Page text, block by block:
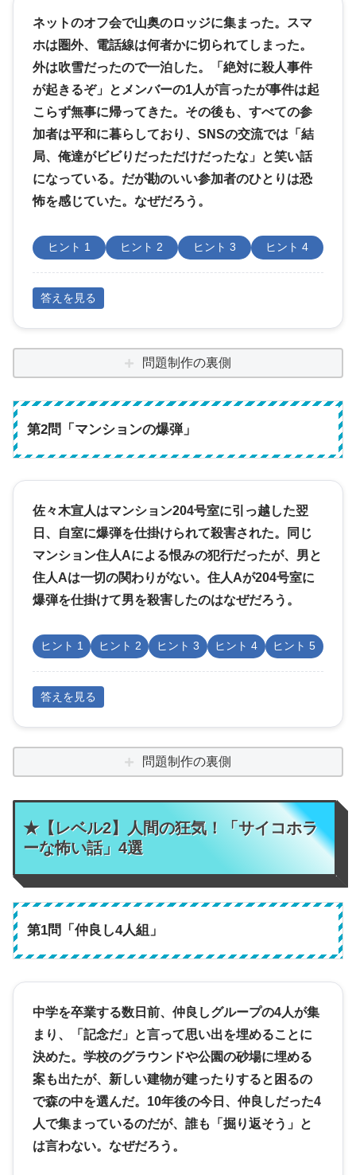
ネットのオフ会で山奥のロッジに集まった。スマ
ホは圏外、電話線は何者かに切られてしまった。
外は吹雪だったので一泊した。「絶対に殺人事件
が起きるぞ」とメンバーの1人が言ったが事件は起
こらず無事に帰ってきた。その後も、すべての参
加者は平和に暮らしており、SNSの交流では「結
局、俺達がビビりだっただけだったな」と笑い話
になっている。だが勘のいい参加者のひとりは恐
怖を感じていた。なぜだろう。
ヒント 1 ヒント 2 ヒント 3 ヒント 4
答えを見る
問題制作の裏側
第2問「マンションの爆弾」
佐々木宣人はマンション204号室に引っ越した翌
日、自室に爆弾を仕掛けられて殺害された。同じ
マンション住人Aによる恨みの犯行だったが、男と
住人Aは一切の関わりがない。住人Aが204号室に
爆弾を仕掛けて男を殺害したのはなぜだろう。
ヒント 1 ヒント 2 ヒント 3 ヒント 4 ヒント 5
答えを見る
問題制作の裏側
★【レベル2】人間の狂気！「サイコホラ
ーな怖い話」4選
第1問「仲良し4人組」
中学を卒業する数日前、仲良しグループの4人が集
まり、「記念だ」と言って思い出を埋めることに
決めた。学校のグラウンドや公園の砂場に埋める
案も出たが、新しい建物が建ったりすると困るの
で森の中を選んだ。10年後の今日、仲良しだった4
人で集まっているのだが、誰も「掘り返そう」と
は言わない。なぜだろう。